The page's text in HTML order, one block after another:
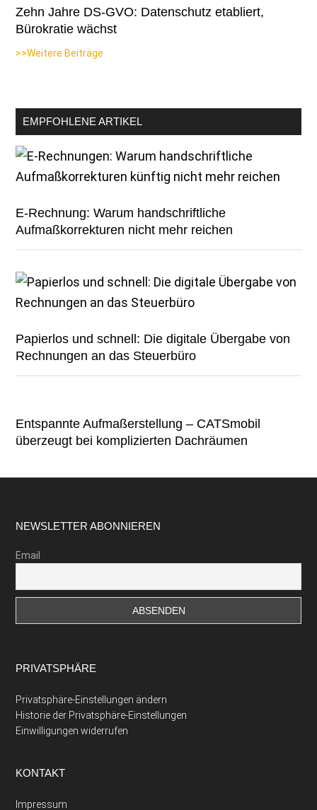
Zehn Jahre DS-GVO: Datenschutz etabliert,
Bürokratie wächst
>>Weitere Beiträge
EMPFOHLENE ARTIKEL
E-Rechnung: Warum handschriftliche
Aufmaßkorrekturen nicht mehr reichen
Papierlos und schnell: Die digitale Übergabe von
Rechnungen an das Steuerbüro
Entspannte Aufmaßerstellung – CATSmobil
überzeugt bei komplizierten Dachräumen
Footer
NEWSLETTER ABONNIEREN
Email
PRIVATSPHÄRE
Privatsphäre-Einstellungen ändern
Historie der Privatsphäre-Einstellungen
Einwilligungen widerrufen
KONTAKT
Impressum